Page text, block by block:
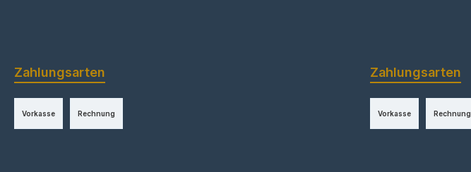
Zahlungsarten
Vorkasse Rechnung
Zahlungsarten
Vorkasse Rechnung